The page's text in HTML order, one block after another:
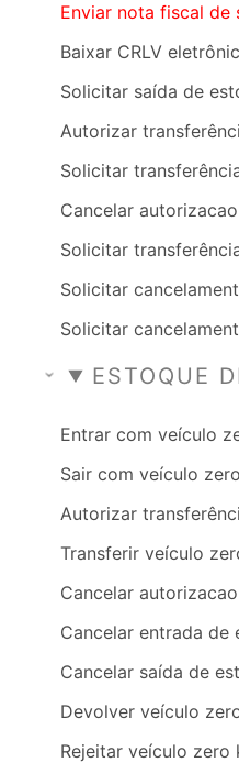
Enviar nota fiscal de
Baixar CRLV
Solicitar saída de
Autorizar
Solicitar
Cancelar
Solicitar
Solicitar
Solicitar
ESTOQUE
Entrar com veículo
Sair com veículo
Autorizar
Transferir veículo
Cancelar
Cancelar entrada de
Cancelar saída de
Devolver veículo
Rejeitar veículo zero